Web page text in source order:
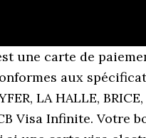
heavy weight paper are not acceptable), the name and complete address of the photography studio. Par conséquent, la résiliation d'un compte bancaire CIC peut se faire naturellement, à tout moment de l'année, sans justificatif et surtout, sans frais. These photos do not represent the actual size of a permanent resident photo. Le réseau MOA Electron est regroupé dans environ 220 pays et plus de 1 million de commerçants en France. 50 mm wide X 70 mm high (2 inches wide x 2- 3/4 inches long) and sized so the height of the face measures between 31 mm (1- 1/4 inches) and 36 mm (1- 7/16 inches) from chin to crown of head (natural top of head). Outlet Moa Romania Pagina 1 Boutique Mall. Il se divise en 5 banques régionales et autres banques spécialisées dans la finance et l’assurance, réparties en France et à l’international. Envoyez une demande complète, Découvrez la vie au Canada et les ressources sur lesquelles vous pouvez compter pour vous établir ici. Votre visage doit être bien droit face à l’appareil photo et votre expression doit être neutre, c’est-à-dire que vous ne devez ni sourciller ni sourire. An altered photo refers to any photo that has been edited or changed in any way, by any means, and includes, but is not limited to, technical corrections or enhancements such as adjustments to colour, brightness, contrast and sharpness of the image, cropping around the subject’s head and shoulders (cutting and pasting the subject against a white background), editing of the facial features (changing size or shape of eyes, nose, mouth, ears, etc. La banque privée 3. There must be no shadows on the face or shoulders, around the ears or in the background. Grille tarifaire complète : frais du compte courant, coûts des différentes cartes